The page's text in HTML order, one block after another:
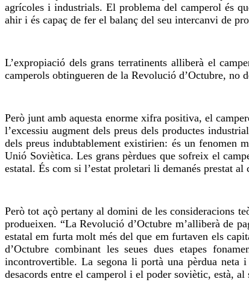
agrícoles i industrials. El problema del camperol és
ahir i és capaç de fer el balanç del seu intercanvi de
L’expropiació dels grans terratinents alliberà el
camperols obtingueren de la Revolució d’Octubre, no
Però junt amb aquesta enorme xifra positiva, el
l’excessiu augment dels preus dels productes
dels preus indubtablement existirien: és un fenomen
Unió Soviètica. Les grans pèrdues que sofreix el
estatal. És com si l’estat proletari li demanés prestat
Però tot açò pertany al domini de les consideracions
produeixen. “La Revolució d’Octubre m’alliberà de
estatal em furta molt més del que em furtaven els
d’Octubre combinant les seues dues etapes
incontrovertible. La segona li portà una pèrdua neta i
desacords entre el camperol i el poder soviètic, està,